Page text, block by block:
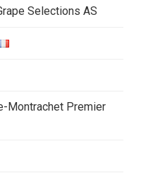
Selections AS
Montrachet Premier